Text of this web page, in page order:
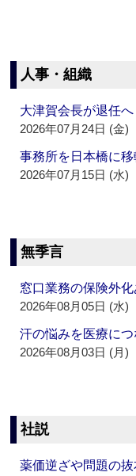
人事・組織
大津賀会長が退任
2026年07月24日 (金)
事務所を日本橋に
2026年07月15日 (水)
無季言
窓口業務の保険外
2026年08月05日 (水)
汗の悩みを医療につ
2026年08月03日 (月)
社説
薬価逆ざや問題の